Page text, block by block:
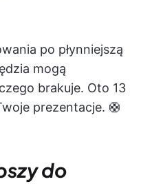
po płynniejszą
mogą
brakuje. Oto 13
prezentacje. 🛟
do